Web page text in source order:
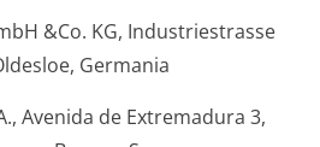
&Co. KG, Industriestrasse
Germania
Avenida de Extremadura 3,